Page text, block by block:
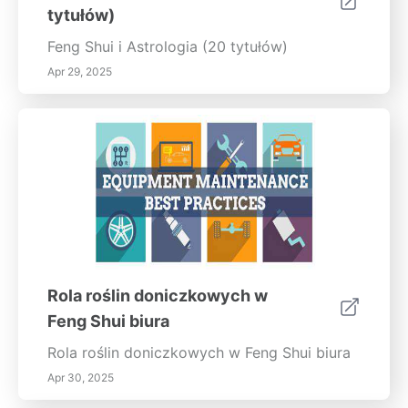
przestrzeń w odżywczy azyl wypełniony
pozytywnością i inspiracją.
tytułów)
Feng Shui i Astrologia (20 tytułów)
Apr 29, 2025
Rola roślin doniczkowych w
Feng Shui biura
Rola roślin doniczkowych w Feng Shui biura
Apr 30, 2025